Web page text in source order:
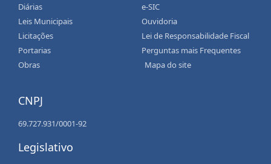
Diárias
Leis Municipais
Licitações
Portarias
Obras
e-SIC
Ouvidoria
Lei de Responsabilidade Fiscal
Perguntas mais Frequentes
Mapa do site
CNPJ
69.727.931/0001-92
Legislativo